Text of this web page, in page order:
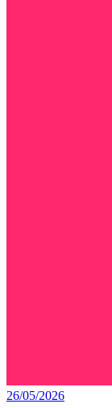
26/05/2026